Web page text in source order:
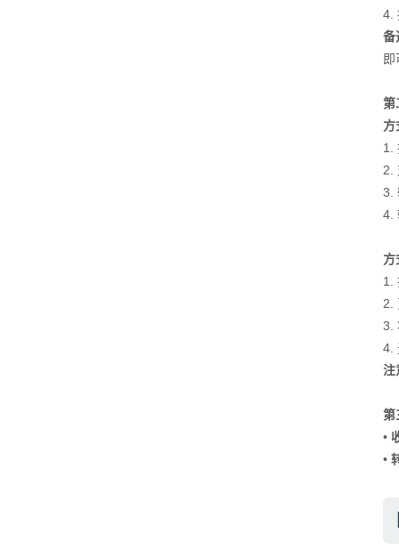
4.
备
第
方
1.
2.
3.
4.
方
1.
2.
3.
4.
注
第
•
•